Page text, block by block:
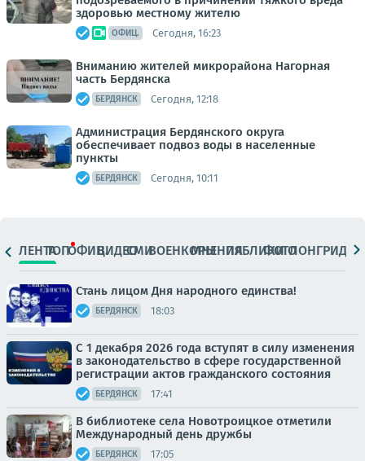
здоровью местному жителю
ОФИЦ. Сегодня, 16:23
Вниманию жителей микрорайона Нагорная
часть Бердянска
БЕРДЯНСК Сегодня, 12:18
Администрация Бердянского округа
обеспечивает подвоз воды в населенные
пункты
БЕРДЯНСК Сегодня, 10:11
ЛЕНТАТОПОФИЦ.ВИДЕОСМИВОЕНКОРЫМНЕНИЯПАБЛИКИ
ФОТОЛОНГРИДЫ
Стань лицом Дня народного единства!
БЕРДЯНСК 18:03
С 1 декабря 2026 года вступят в силу изменения
в законодательство в сфере государственной
регистрации актов гражданского состояния
БЕРДЯНСК 17:41
В библиотеке села Новотроицкое отметили
Международный день дружбы
БЕРДЯНСК 17:05